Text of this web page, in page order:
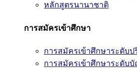
หลักสูตรนานาชาติ
การสมัครเข้าศึกษา
การสมัครเข้าศึกษาระดั
การสมัครเข้าศึกษาระดับ